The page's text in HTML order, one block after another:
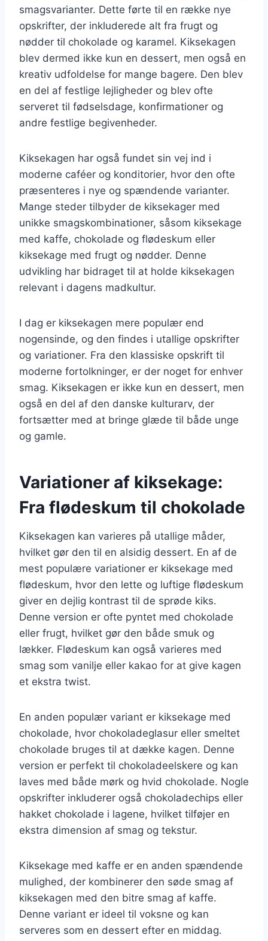
smagsvarianter. Dette førte til en række nye
opskrifter, der inkluderede alt fra frugt og
nødder til chokolade og karamel. Kiksekagen
blev dermed ikke kun en dessert, men også en
kreativ udfoldelse for mange bagere. Den blev
en del af festlige lejligheder og blev ofte
serveret til fødselsdage, konfirmationer og
andre festlige begivenheder.
Kiksekagen har også fundet sin vej ind i
moderne caféer og konditorier, hvor den ofte
præsenteres i nye og spændende varianter.
Mange steder tilbyder de kiksekager med
unikke smagskombinationer, såsom kiksekage
med kaffe, chokolade og flødeskum eller
kiksekage med frugt og nødder. Denne
udvikling har bidraget til at holde kiksekagen
relevant i dagens madkultur.
I dag er kiksekagen mere populær end
nogensinde, og den findes i utallige opskrifter
og variationer. Fra den klassiske opskrift til
moderne fortolkninger, er der noget for enhver
smag. Kiksekagen er ikke kun en dessert, men
også en del af den danske kulturarv, der
fortsætter med at bringe glæde til både unge
og gamle.
Variationer af kiksekage:
Fra flødeskum til chokolade
Kiksekagen kan varieres på utallige måder,
hvilket gør den til en alsidig dessert. En af de
mest populære variationer er kiksekage med
flødeskum, hvor den lette og luftige flødeskum
giver en dejlig kontrast til de sprøde kiks.
Denne version er ofte pyntet med chokolade
eller frugt, hvilket gør den både smuk og
lækker. Flødeskum kan også varieres med
smag som vanilje eller kakao for at give kagen
et ekstra twist.
En anden populær variant er kiksekage med
chokolade, hvor chokoladeglasur eller smeltet
chokolade bruges til at dække kagen. Denne
version er perfekt til chokoladeelskere og kan
laves med både mørk og hvid chokolade. Nogle
opskrifter inkluderer også chokoladechips eller
hakket chokolade i lagene, hvilket tilføjer en
ekstra dimension af smag og tekstur.
Kiksekage med kaffe er en anden spændende
mulighed, der kombinerer den søde smag af
kiksekagen med den bitre smag af kaffe.
Denne variant er ideel til voksne og kan
serveres som en dessert efter en middag.